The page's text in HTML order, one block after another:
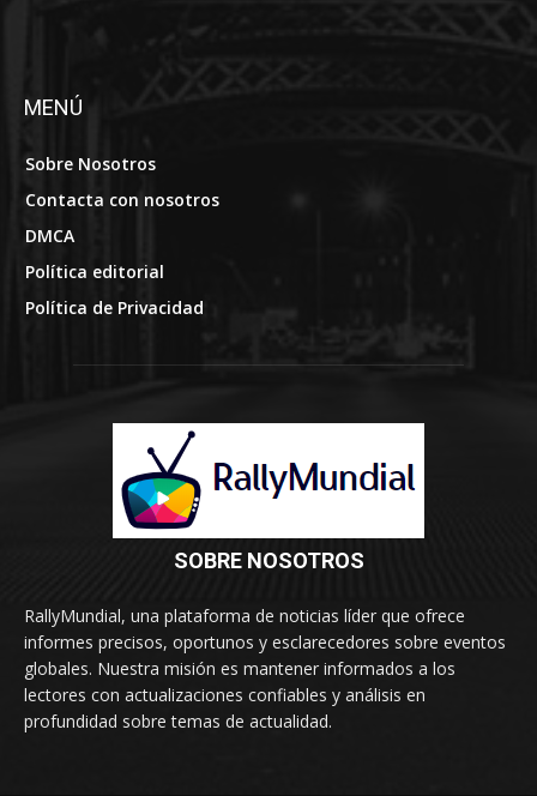
MENÚ
Sobre Nosotros
Contacta con nosotros
DMCA
Política editorial
Política de Privacidad
SOBRE NOSOTROS
RallyMundial, una plataforma de noticias líder que ofrece
informes precisos, oportunos y esclarecedores sobre eventos
globales. Nuestra misión es mantener informados a los
lectores con actualizaciones confiables y análisis en
profundidad sobre temas de actualidad.